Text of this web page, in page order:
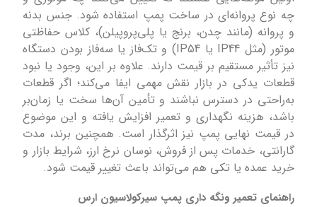
چه نوع پروانه‌ای در ساخت پمپ استفاده شود. جنس بدنه
و پروانه (مانند چدن، برنج یا پلی‌پروپیلن)، کلاس حفاظتی
موتور (مثل IP44 یا IP54) و تک‌فاز یا سه‌فاز بودن دستگاه
نیز تأثیر مستقیم بر قیمت دارند. علاوه بر این، وجود یا نبود
قطعات یدکی در بازار نقش مهمی ایفا می‌کند؛ اگر قطعات
به‌راحتی در دسترس نباشند و تأمین آن‌ها سخت یا زمان‌بر
باشد، هزینه نگهداری و تعمیر افزایش یافته و این موضوع
در قیمت نهایی پمپ نیز اثرگذار است. همچنین برند، مدت
گارانتی، خدمات پس از فروش، نوسان نرخ ارز، شرایط بازار و
خرید عمده یا تکی هم می‌تواند باعث تغییر قیمت شود.
راهنمای تعمیر ونگه داری پمپ سیرکولاسیون ارس